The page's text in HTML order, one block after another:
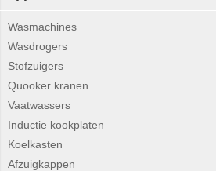
Wasmachines
Wasdrogers
Stofzuigers
Quooker kranen
Vaatwassers
Inductie kookplaten
Koelkasten
Afzuigkappen